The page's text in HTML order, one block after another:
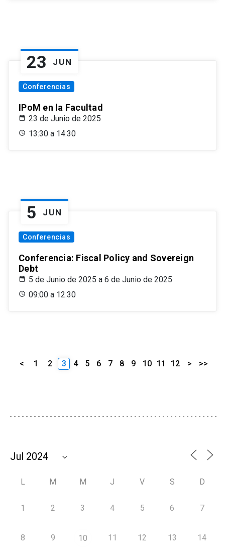
23 JUN
Conferencias
IPoM en la Facultad
23 de Junio de 2025
13:30 a 14:30
5 JUN
Conferencias
Conferencia: Fiscal Policy and Sovereign
Debt
5 de Junio de 2025 a 6 de Junio de 2025
09:00 a 12:30
< 1 2 3 4 5 6 7 8 9 10 11 12 > >>
L M M J V S D
1 2 3 4 5 6 7
8 9 10 11 12 13 14